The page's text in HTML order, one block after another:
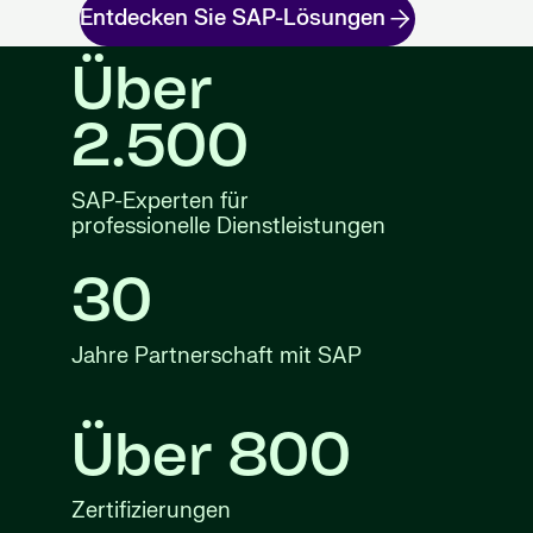
Entdecken Sie SAP-Lösungen
Über
2.500
SAP-Experten für
professionelle Dienstleistungen
30
Jahre Partnerschaft mit SAP
Über 800
Zertifizierungen